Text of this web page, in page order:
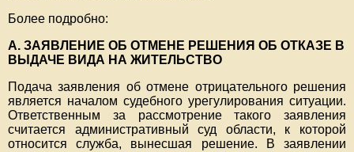
Более подробно:
А. ЗАЯВЛЕНИЕ ОБ ОТМЕНЕ РЕШЕНИЯ ОБ ОТКАЗЕ В
ВЫДАЧЕ ВИДА НА ЖИТЕЛЬСТВО
Подача заявления об отмене отрицательного решения
является началом судебного урегулирования ситуации.
Ответственным за рассмотрение такого заявления
считается административный суд области, к которой
относится служба, вынесшая решение. В заявлении